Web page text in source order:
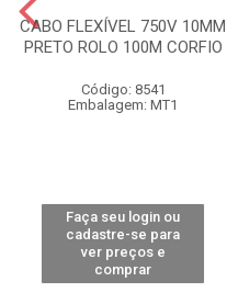
CABO FLEXÍVEL 750V 10MM
PRETO ROLO 100M CORFIO
Código: 8541
Embalagem: MT1
Faça seu login ou
cadastre-se para
ver preços e
comprar